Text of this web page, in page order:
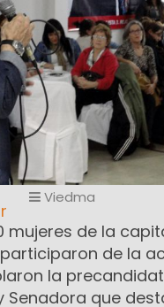
Viedma
mujeres de la
de la
la
Senadora que